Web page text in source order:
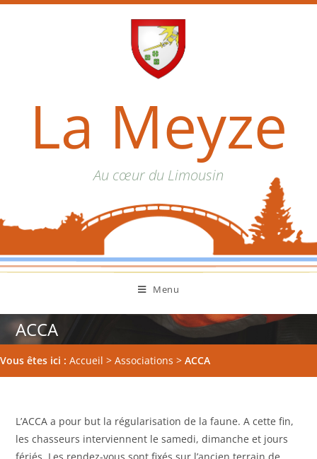
La Meyze
Au cœur du Limousin
Menu
ACCA
Vous êtes ici : Accueil > Associations > ACCA
L’ACCA a pour but la régularisation de la faune. A cette fin,
les chasseurs interviennent le samedi, dimanche et jours